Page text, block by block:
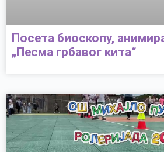
Посета биоскопу,
„Песма грбавог кита“